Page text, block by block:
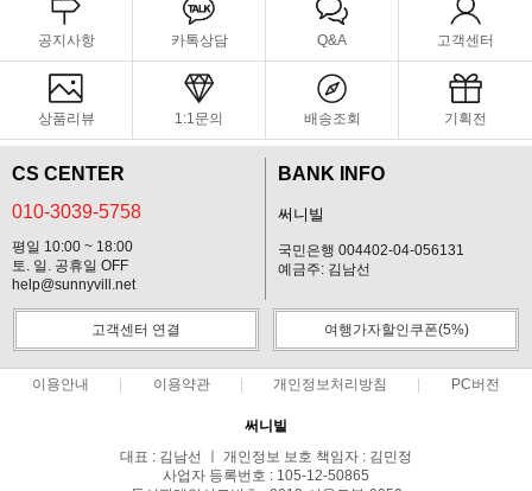
공지사항 카톡상담 Q&A 고객센터
상품리뷰 1:1문의 배송조회 기획전
CS CENTER
010-3039-5758
평일 10:00 ~ 18:00
토. 일. 공휴일 OFF
help@sunnyvill.net
BANK INFO
써니빌
국민은행 004402-04-056131
예금주: 김남선
고객센터 연결 여행가자할인쿠폰(5%)
이용안내 이용약관 개인정보처리방침 PC버전
써니빌
대표 : 김남선 ㅣ 개인정보 보호 책임자 : 김민정
사업자 등록번호 : 105-12-50865